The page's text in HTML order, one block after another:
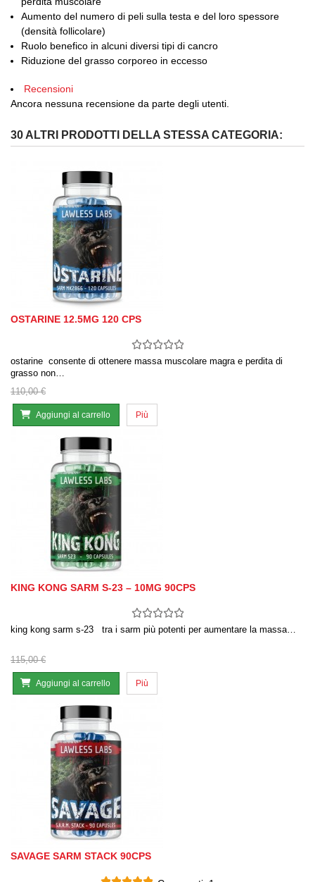
Aumento del numero di peli sulla testa e del loro spessore
(densità follicolare)
Ruolo benefico in alcuni diversi tipi di cancro
Riduzione del grasso corporeo in eccesso
Recensioni
Ancora nessuna recensione da parte degli utenti.
30 ALTRI PRODOTTI DELLA STESSA CATEGORIA:
OSTARINE 12.5MG 120 CPS
ostarine consente di ottenere massa muscolare magra e perdita di
grasso non…
110,00 €
Aggiungi al carrello Più
KING KONG SARM S-23 – 10MG 90CPS
king kong sarm s-23 tra i sarm più potenti per aumentare la massa…
115,00 €
Aggiungi al carrello Più
SAVAGE SARM STACK 90CPS